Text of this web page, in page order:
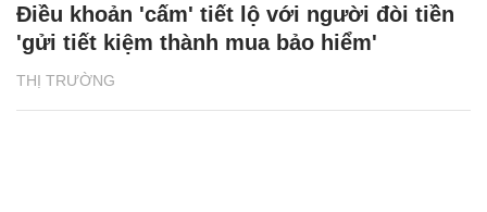
THỊ TRƯỜNG
Điều khoản 'cấm' tiết lộ với người đòi tiền
'gửi tiết kiệm thành mua bảo hiểm'